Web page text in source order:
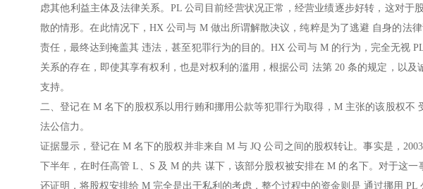
虑其他利益主体及法律关系。PL 公司目前经营状况正常，经营业绩逐步好转，这对于
散的情形。在此情况下，HX 公司与 M 做出所谓解散决议，纯粹是为了逃避 自身的法
责任，最终达到掩盖其 违法，甚至犯罪行为的目的。HX 公司与 M 的行为，完全无视
关系的存在，即使其享有权利，也是对权利的滥用，根据公司 法第 20 条的规定，以
支持。
二、登记在 M 名下的股权系以用行贿和挪用公款等犯罪行为取得，M 主张的该股权不
法公信力。
证据显示，登记在 M 名下的股权并非来自 M 与 JQ 公司之间的股权转让。事实是，
下半年，在时任高管 L、S 及 M 的共 谋下，该部分股权被安排在 M 的名下。对于这
还证明，将股权安排给 M 完全是出于私利的考虑，整个过程中的资金则是 通过挪用